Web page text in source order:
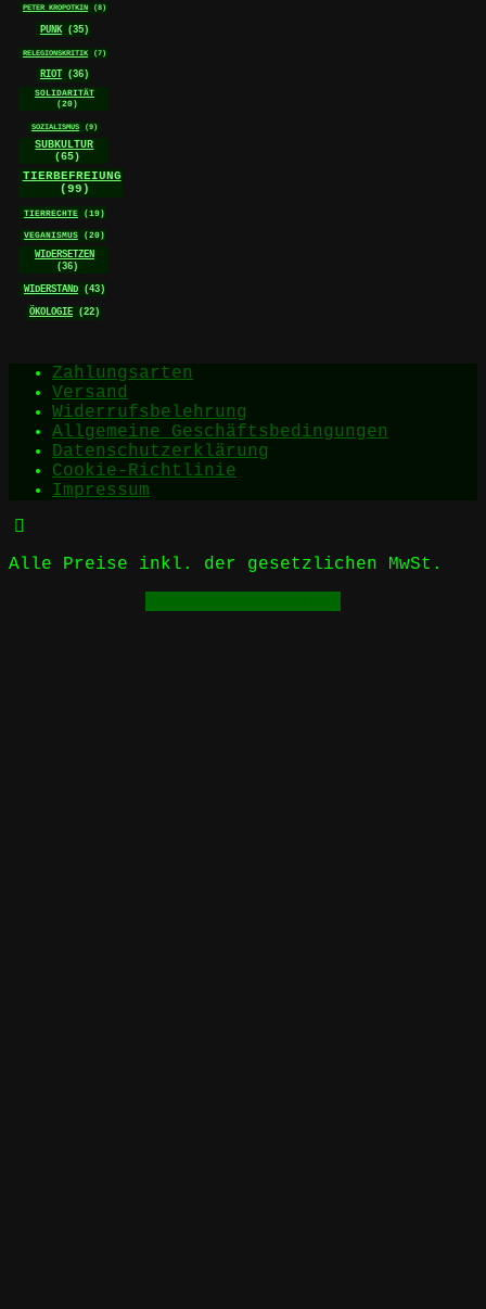
PETER KROPOTKIN (8)
PUNK (35)
RELEGIONSKRITIK (7)
RIOT (36)
SOLIDARITÄT
(20)
SOZIALISMUS (9)
SUBKULTUR
(65)
TIERBEFREIUNG
(99)
TIERRECHTE (19)
VEGANISMUS (20)
WIDERSETZEN
(36)
WIDERSTAND (43)
ÖKOLOGIE (22)
Zahlungsarten
Versand
Widerrufsbelehrung
Allgemeine Geschäftsbedingungen
Datenschutzerklärung
Cookie-Richtlinie
Impressum
Alle Preise inkl. der gesetzlichen MwSt.